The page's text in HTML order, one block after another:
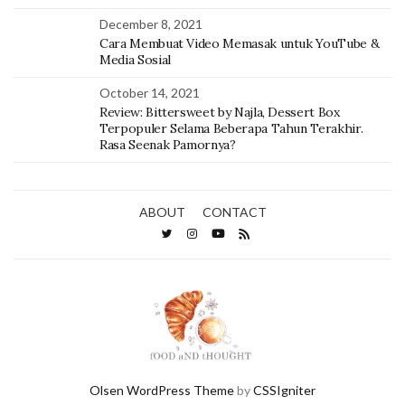
December 8, 2021
Cara Membuat Video Memasak untuk YouTube &
Media Sosial
October 14, 2021
Review: Bittersweet by Najla, Dessert Box
Terpopuler Selama Beberapa Tahun Terakhir.
Rasa Seenak Pamornya?
ABOUT CONTACT
Olsen WordPress ThemebyCSSIgniter